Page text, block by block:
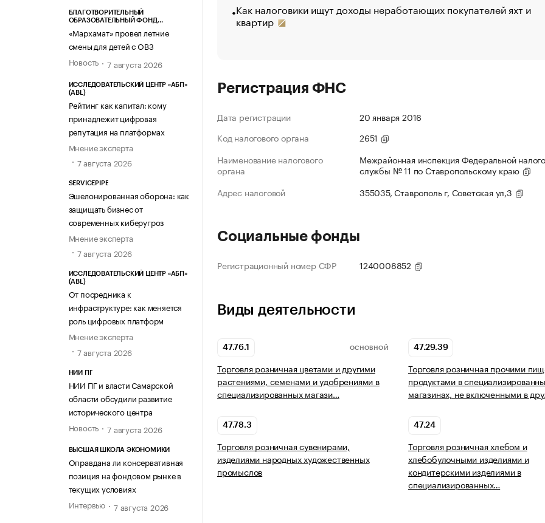
БЛАГОТВОРИТЕЛЬНЫЙ
ОБРАЗОВАТЕЛЬНЫЙ ФОНД
«Мархамат» провел летние
смены для детей с ОВЗ
Новость
7 августа 2026
ИССЛЕДОВАТЕЛЬСКИЙ ЦЕНТР «АБП»
(ABL)
Рейтинг как капитал: кому
принадлежит цифровая
репутация на платформах
Мнение эксперта
7 августа 2026
SERVICEPIPE
Эшелонированная оборона: как
защищать бизнес от
современных киберугроз
Мнение эксперта
7 августа 2026
ИССЛЕДОВАТЕЛЬСКИЙ ЦЕНТР «АБП»
(ABL)
От посредника к
инфраструктуре: как меняется
роль цифровых платформ
Мнение эксперта
7 августа 2026
НИИ ПГ
НИИ ПГ и власти Самарской
области обсудили развитие
исторического центра
Новость
7 августа 2026
ВЫСШАЯ ШКОЛА ЭКОНОМИКИ
Оправдана ли консервативная
позиция на фондовом рынке в
текущих условиях
Интервью
7 августа 2026
Как налоговики ищут доходы неработающих покупателей яхт и
квартир
Регистрация ФНС
Дата регистрации
20 января 2016
Код налогового органа
2651
Наименование налогового
органа
Межрайонная инспекция Федеральной
службы № 11 по Ставропольскому краю
Адрес налоговой
355035, Ставрополь г, Советская ул,3
Социальные фонды
Регистрационный номер СФР 1240008852
Виды деятельности
47.76.1 ОСНОВНОЙ
Торговля розничная цветами и другими
растениями, семенами и удобрениями в
специализированных магази…
47.29.39
Торговля розничная прочими
продуктами в
магазинах, не включенными в
47.78.3
Торговля розничная сувенирами,
изделиями народных художественных
промыслов
47.24
Торговля розничная хлебом и
хлебобулочными изделиями и
кондитерскими изделиями в
специализированных…